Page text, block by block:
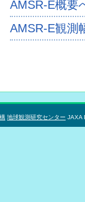
AMSR-E概要
AMSR-E観測
地球観測研究センター JAXA